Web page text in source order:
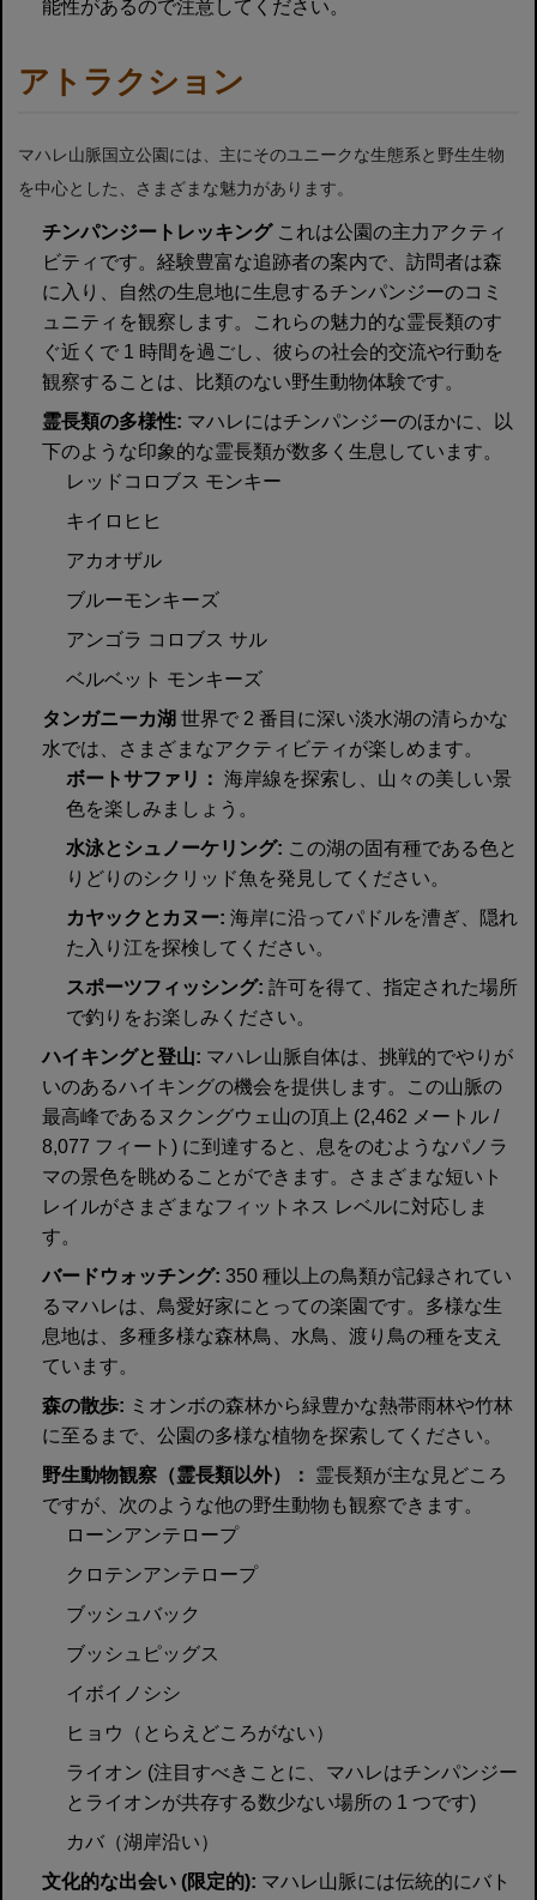
能性があるので注意してください。
アトラクション
マハレ山脈国立公園には、主にそのユニークな生態系と野生生物
を中心とした、さまざまな魅力があります。
チンパンジートレッキングこれは公園の主力アクティ
ビティです。経験豊富な追跡者の案内で、訪問者は森
に入り、自然の生息地に生息するチンパンジーのコミ
ュニティを観察します。これらの魅力的な霊長類のす
ぐ近くで 1 時間を過ごし、彼らの社会的交流や行動を
観察することは、比類のない野生動物体験です。
霊長類の多様性: マハレにはチンパンジーのほかに、以
下のような印象的な霊長類が数多く生息しています。
レッドコロブス モンキー
キイロヒヒ
アカオザル
ブルーモンキーズ
アンゴラ コロブス サル
ベルベット モンキーズ
タンガニーカ湖 世界で 2 番目に深い淡水湖の清らかな
水では、さまざまなアクティビティが楽しめます。
ボートサファリ： 海岸線を探索し、山々の美しい景
色を楽しみましょう。
水泳とシュノーケリング: この湖の固有種である色と
りどりのシクリッド魚を発見してください。
カヤックとカヌー: 海岸に沿ってパドルを漕ぎ、隠れ
た入り江を探検してください。
スポーツフィッシング: 許可を得て、指定された場所
で釣りをお楽しみください。
ハイキングと登山: マハレ山脈自体は、挑戦的でやりが
いのあるハイキングの機会を提供します。この山脈の
最高峰であるヌクングウェ山の頂上 (2,462 メートル /
8,077 フィート) に到達すると、息をのむようなパノラ
マの景色を眺めることができます。さまざまな短いト
レイルがさまざまなフィットネス レベルに対応しま
す。
バードウォッチング: 350 種以上の鳥類が記録されてい
るマハレは、鳥愛好家にとっての楽園です。多様な生
息地は、多種多様な森林鳥、水鳥、渡り鳥の種を支え
ています。
森の散歩: ミオンボの森林から緑豊かな熱帯雨林や竹林
に至るまで、公園の多様な植物を探索してください。
野生動物観察（霊長類以外）：
霊長類が主な見どころ
ですが、次のような他の野生動物も観察できます。
ローンアンテロープ
クロテンアンテロープ
ブッシュバック
ブッシュピッグス
イボイノシシ
ヒョウ（とらえどころがない）
ライオン (注目すべきことに、マハレはチンパンジー
とライオンが共存する数少ない場所の 1 つです)
カバ（湖岸沿い）
文化的な出会い (限定的): マハレ山脈には伝統的にバト